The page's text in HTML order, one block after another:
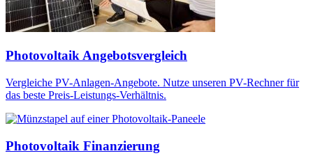
Photovoltaik Angebotsvergleich
Vergleiche PV-Anlagen-Angebote. Nutze unseren PV-Rechner für
das beste Preis-Leistungs-Verhältnis.
Photovoltaik Finanzierung